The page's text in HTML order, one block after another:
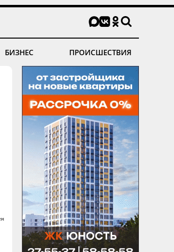
БИЗНЕС ПРОИСШЕСТВИЯ